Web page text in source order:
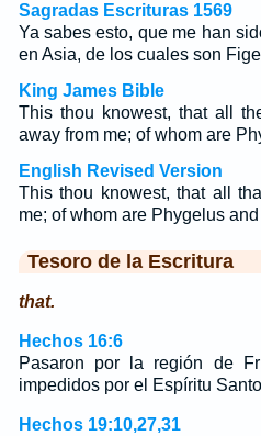
Sagradas Escrituras 1569
Ya sabes esto, que me han
en Asia, de los cuales son
King James Bible
This thou knowest, that all
away from me; of whom are
English Revised Version
This thou knowest, that all
me; of whom are Phygelus
Tesoro de la Escritura
that.
Hechos 16:6
Pasaron por la región de
impedidos por el Espíritu
Hechos 19:10,27,31